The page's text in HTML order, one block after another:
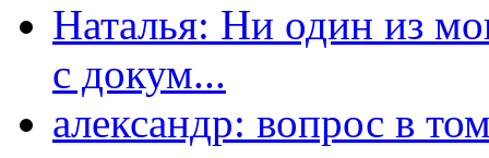
Наталья: Ни один из
с докум...
александр: вопрос в